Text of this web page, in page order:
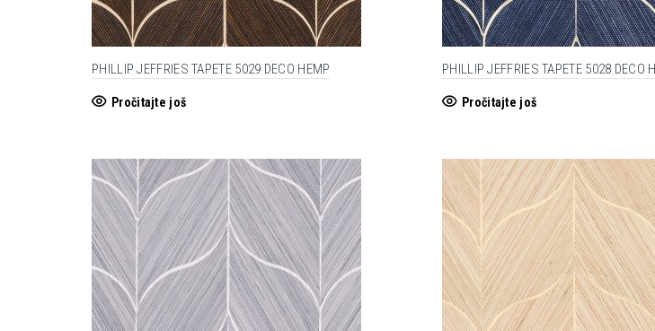
PHILLIP JEFFRIES TAPETE 5029 DECO HEMP
Pročitajte još
PHILLIP JEFFRIES TAPETE 5028 DECO
Pročitajte još